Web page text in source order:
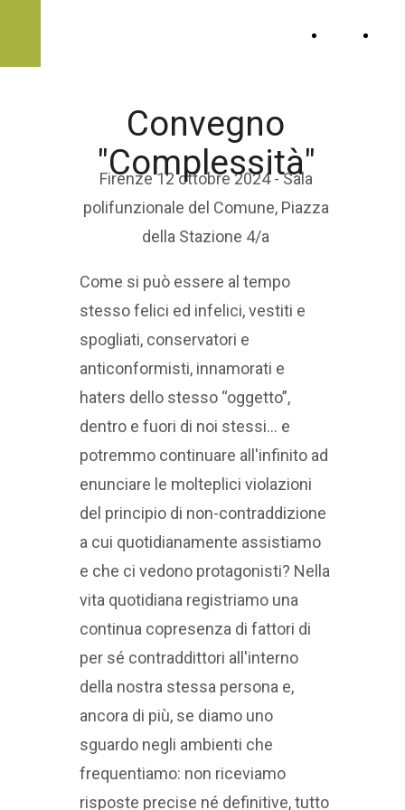
Home
Convegno
"Complessità"
Firenze 12 ottobre 2024 - Sala
polifunzionale del Comune, Piazza
della Stazione 4/a
Come si può essere al tempo
stesso felici ed infelici, vestiti e
spogliati, conservatori e
anticonformisti, innamorati e
haters dello stesso “oggetto”,
dentro e fuori di noi stessi... e
potremmo continuare all'infinito ad
enunciare le molteplici violazioni
del principio di non-contraddizione
a cui quotidianamente assistiamo
e che ci vedono protagonisti? Nella
vita quotidiana registriamo una
continua copresenza di fattori di
per sé contraddittori all'interno
della nostra stessa persona e,
ancora di più, se diamo uno
sguardo negli ambienti che
frequentiamo: non riceviamo
risposte precise né definitive, tutto